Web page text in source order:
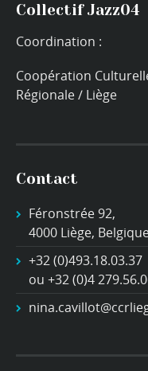
Collectif Jazz04
Coordination :
Coopération
Régionale / Liège
Contact
Féronstrée 92,
4000 Liège,
+32 (0)493.18.03.37
ou +32 (0)4